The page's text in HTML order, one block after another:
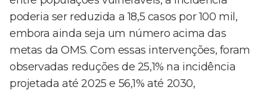
poderia ser reduzida a 18,5 casos por 100 mil,
embora ainda seja um número acima das
metas da OMS. Com essas intervenções, foram
observadas reduções de 25,1% na incidência
projetada até 2025 e 56,1% até 2030,